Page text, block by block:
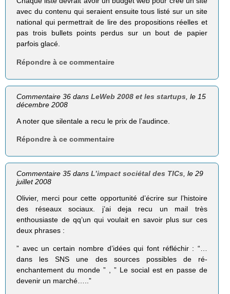
avec du contenu qui seraient ensuite tous listé sur un site
national qui permettrait de lire des propositions réelles et
pas trois bullets points perdus sur un bout de papier
parfois glacé.
Répondre à ce commentaire
Commentaire 36 dansLeWeb 2008 et les startups , le 15
décembre 2008
A noter que silentale a recu le prix de l’audince.
Répondre à ce commentaire
Commentaire 35 dansL’impact sociétal des TICs , le 29
juillet 2008
Olivier, merci pour cette opportunité d’écrire sur l’histoire
des réseaux sociaux. j’ai deja recu un mail très
enthousiaste de qq’un qui voulait en savoir plus sur ces
deux phrases :
” avec un certain nombre d’idées qui font réfléchir : “…
dans les SNS une des sources possibles de ré-
enchantement du monde ” , ” Le social est en passe de
devenir un marché…..”